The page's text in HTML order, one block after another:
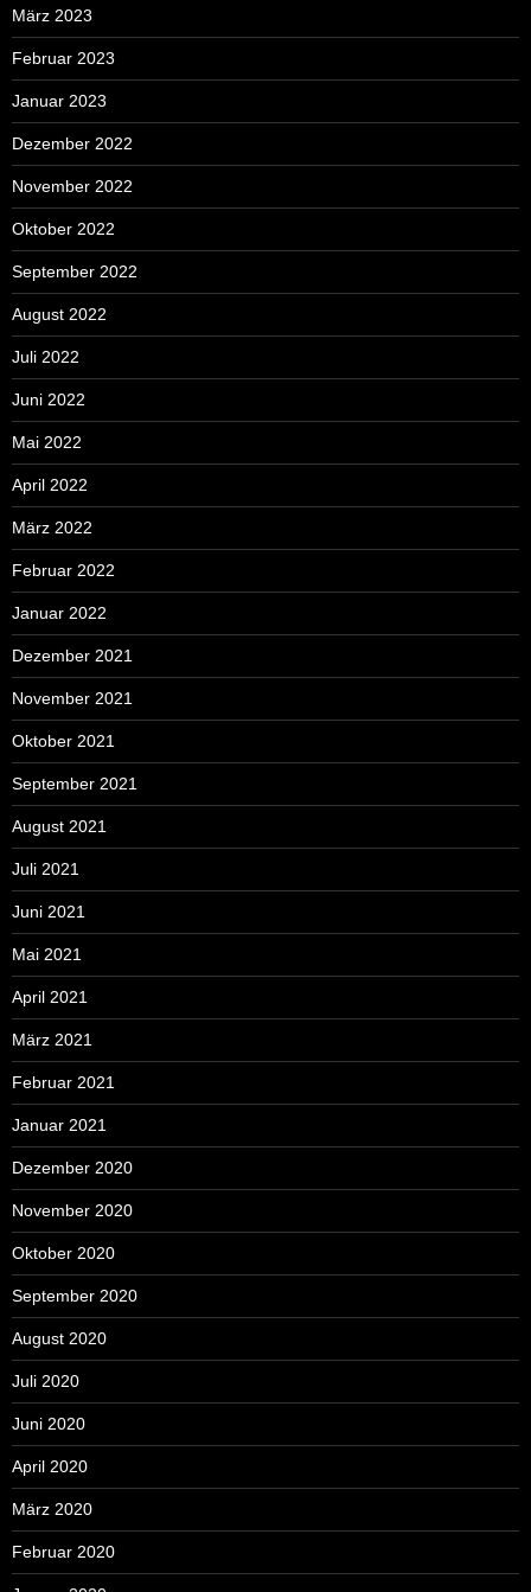
März 2023
Februar 2023
Januar 2023
Dezember 2022
November 2022
Oktober 2022
September 2022
August 2022
Juli 2022
Juni 2022
Mai 2022
April 2022
März 2022
Februar 2022
Januar 2022
Dezember 2021
November 2021
Oktober 2021
September 2021
August 2021
Juli 2021
Juni 2021
Mai 2021
April 2021
März 2021
Februar 2021
Januar 2021
Dezember 2020
November 2020
Oktober 2020
September 2020
August 2020
Juli 2020
Juni 2020
April 2020
März 2020
Februar 2020